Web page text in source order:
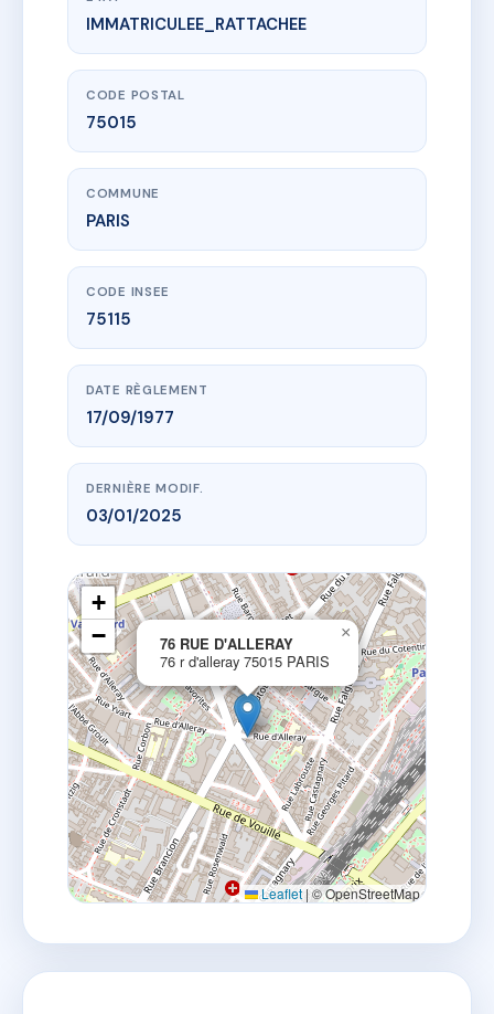
www.vme.plus/AA6660328
76 RUE D'ALLERAY
76 r d'alleray
IMMATRICULEE_RATTACHEE
CODE POSTAL
75015
COMMUNE
PARIS
CODE INSEE
75115
DATE RÈGLEMENT
17/09/1977
DERNIÈRE MODIF.
03/01/2025
76 RUE D'ALLERAY
76 r d'alleray 75015 PARIS
×
+
−
Leaflet |© OpenStreetMap